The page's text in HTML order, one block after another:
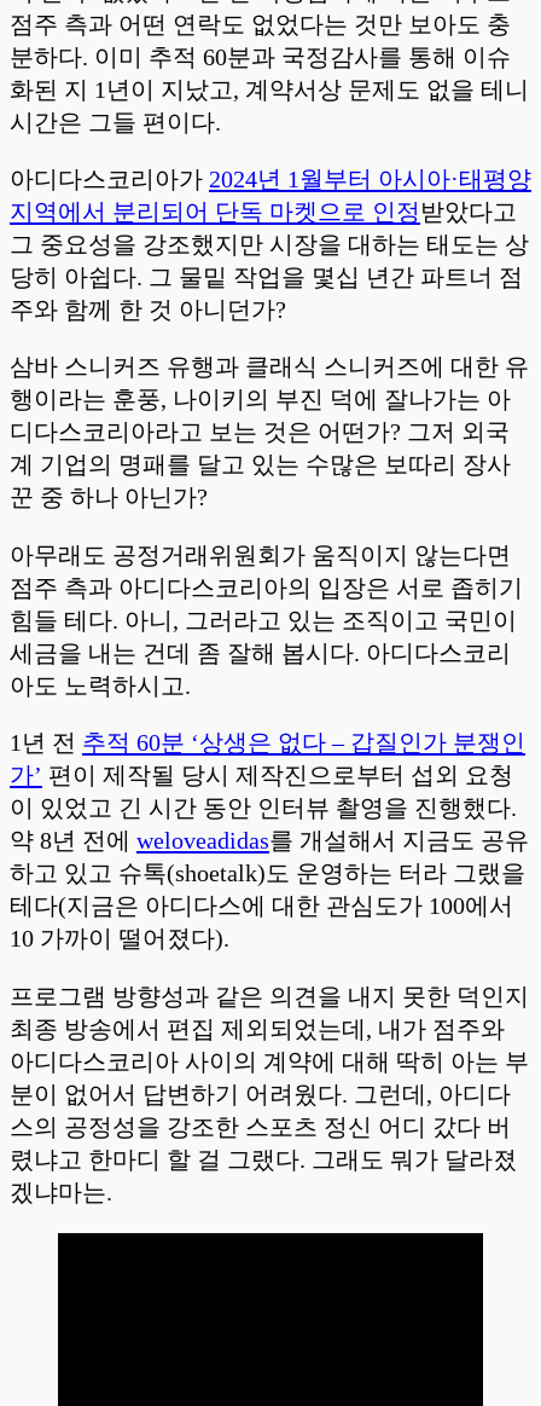
점주 측과 어떤 연락도 없었다는 것만 보아도 충
분하다. 이미 추적 60분과 국정감사를 통해 이슈
화된 지 1년이 지났고, 계약서상 문제도 없을 테니
시간은 그들 편이다.
아디다스코리아가 2024년 1월부터 아시아·태평양
지역에서 분리되어 단독 마켓으로 인정 받았다고
그 중요성을 강조했지만 시장을 대하는 태도는 상
당히 아쉽다. 그 물밑 작업을 몇십 년간 파트너 점
주와 함께 한 것 아니던가?
삼바 스니커즈 유행과 클래식 스니커즈에 대한 유
행이라는 훈풍, 나이키의 부진 덕에 잘나가는 아
디다스코리아라고 보는 것은 어떤가? 그저 외국
계 기업의 명패를 달고 있는 수많은 보따리 장사
꾼 중 하나 아닌가?
아무래도 공정거래위원회가 움직이지 않는다면
점주 측과 아디다스코리아의 입장은 서로 좁히기
힘들 테다. 아니, 그러라고 있는 조직이고 국민이
세금을 내는 건데 좀 잘해 봅시다. 아디다스코리
아도 노력하시고.
1년 전 추적 60분 ‘상생은 없다 – 갑질인가 분쟁인
가’ 편이 제작될 당시 제작진으로부터 섭외 요청
이 있었고 긴 시간 동안 인터뷰 촬영을 진행했다.
약 8년 전에 weloveadidas를 개설해서 지금도 공유
하고 있고 슈톡(shoetalk)도 운영하는 터라 그랬을
테다(지금은 아디다스에 대한 관심도가 100에서
10 가까이 떨어졌다).
프로그램 방향성과 같은 의견을 내지 못한 덕인지
최종 방송에서 편집 제외되었는데, 내가 점주와
아디다스코리아 사이의 계약에 대해 딱히 아는 부
분이 없어서 답변하기 어려웠다. 그런데, 아디다
스의 공정성을 강조한 스포츠 정신 어디 갔다 버
렸냐고 한마디 할 걸 그랬다. 그래도 뭐가 달라졌
겠냐마는.